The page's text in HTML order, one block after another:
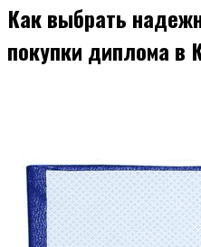
Как выбрать
покупки диплома в